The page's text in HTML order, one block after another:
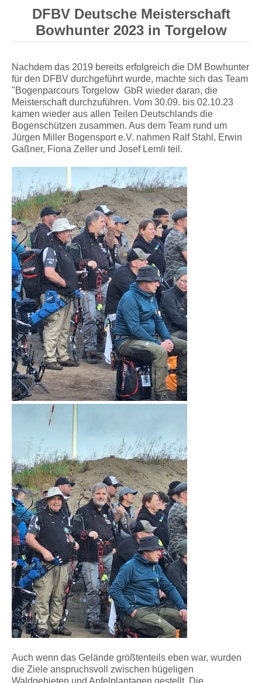
DFBV Deutsche Meisterschaft
Bowhunter 2023 in Torgelow
Nachdem das 2019 bereits erfolgreich die DM Bowhunter
für den DFBV durchgeführt wurde, machte sich das Team
"Bogenparcours Torgelow GbR wieder daran, die
Meisterschaft durchzuführen. Vom 30.09. bis 02.10.23
kamen wieder aus allen Teilen Deutschlands die
Bogenschützen zusammen. Aus dem Team rund um
Jürgen Miller Bogensport e.V. nahmen Ralf Stahl, Erwin
Gaßner, Fiona Zeller und Josef Lemli teil.
Auch wenn das Gelände größtenteils eben war, wurden
die Ziele anspruchsvoll zwischen hügeligen
Waldgebieten und Apfelplantagen gestellt. Die